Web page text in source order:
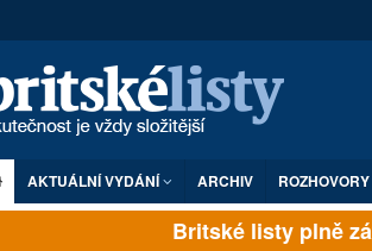
AKTUÁLNÍ VYDÁNÍ ARCHIV ROZHOVORY
Britské listy plně